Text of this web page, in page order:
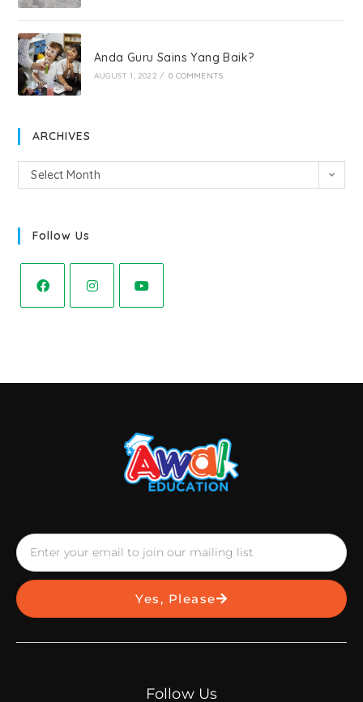
Anda Guru Sains Yang Baik?
AUGUST 1, 2022 / 0 COMMENTS
ARCHIVES
Select Month
Follow Us
Yes, Please
Follow Us